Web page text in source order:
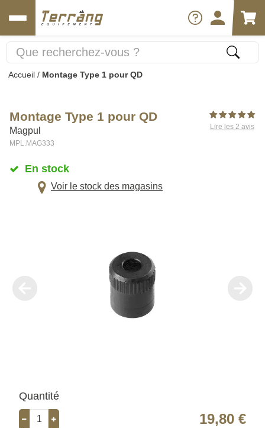
Accueil / Montage Type 1 pour QD
Montage Type 1 pour QD
Magpul
MPL.MAG333
Lire les 2 avis
En stock
Voir le stock des magasins
Quantité
19,80 €